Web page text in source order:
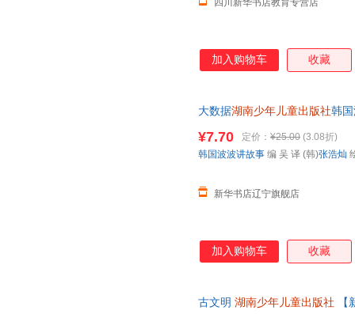
四川新华书店教育专营店
加入购物车 收藏
大数据湖南少年儿童出版社韩
¥7.70 定价： ¥25.00 (3.08折)
新华书店辽宁旗舰店
韩国波波讲故事 编 吴 译 (韩)张浩灿
加入购物车 收藏
古文明 湖南少年儿童出版社 【